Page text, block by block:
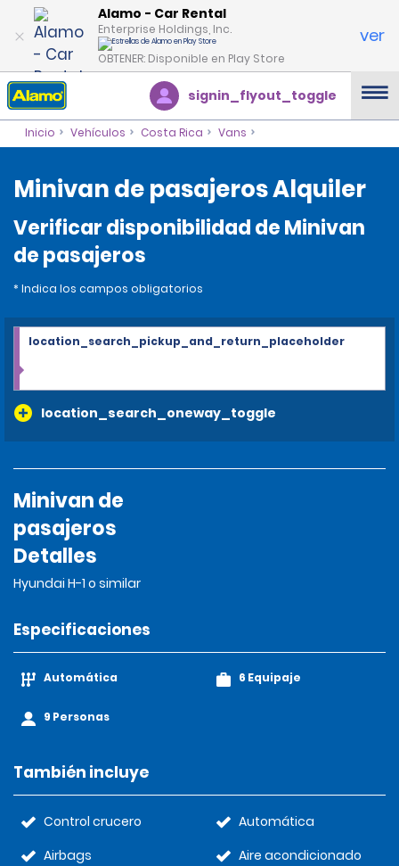
Alamo - Car Rental
Enterprise Holdings, Inc.
OBTENER: Disponible en Play Store
ver
signin_flyout_toggle
Inicio Vehículos Costa Rica Vans
Minivan de pasajeros Alquiler
Verificar disponibilidad de Minivan
de pasajeros
* Indica los campos obligatorios
location_search_oneway_toggle
location_search_pickup_and_return_placeholder
Minivan de
pasajeros
Detalles
Hyundai H-1 o similar
Especificaciones
Automática
9 Personas
6 Equipaje
También incluye
Control crucero
Airbags
Automática
Aire acondicionado